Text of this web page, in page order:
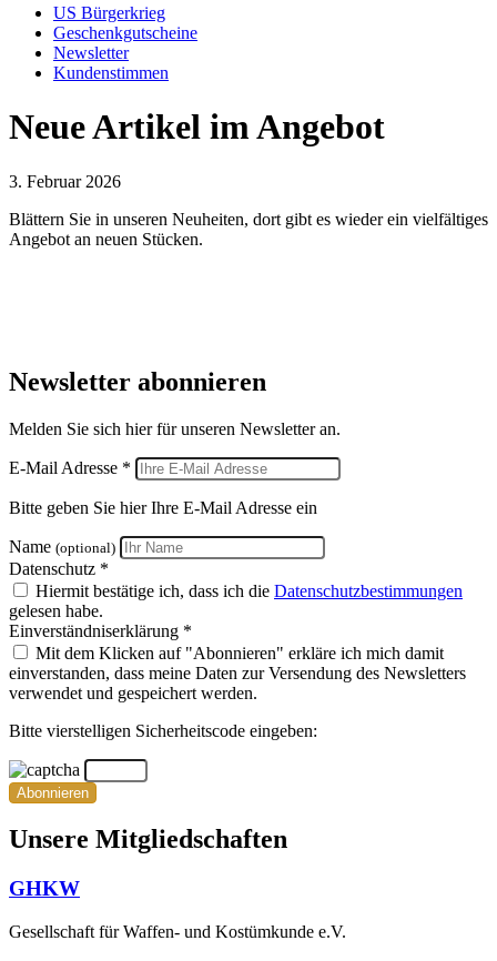
US Bürgerkrieg
Geschenkgutscheine
Newsletter
Kundenstimmen
Neue Artikel im Angebot
3. Februar 2026
Blättern Sie in unseren Neuheiten, dort gibt es wieder ein vielfältiges
Angebot an neuen Stücken.
Newsletter abonnieren
Melden Sie sich hier für unseren Newsletter an.
E-Mail Adresse *
Bitte geben Sie hier Ihre E-Mail Adresse ein
Name (optional)
Datenschutz *
Hiermit bestätige ich, dass ich die Datenschutzbestimmungen
gelesen habe.
Einverständniserklärung *
Mit dem Klicken auf "Abonnieren" erkläre ich mich damit
einverstanden, dass meine Daten zur Versendung des Newsletters
verwendet und gespeichert werden.
Bitte vierstelligen Sicherheitscode eingeben:
Abonnieren
Unsere Mitgliedschaften
GHKW
Gesellschaft für Waffen- und Kostümkunde e.V.